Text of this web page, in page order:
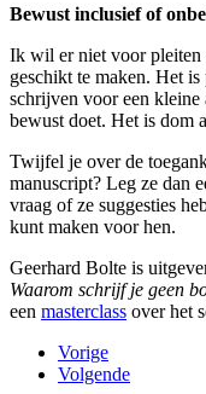
Bewust inclusief of
Ik wil er niet voor pleiten
geschikt te maken. Het
schrijven voor een kleine
bewust doet. Het is dom
Twijfel je over de
manuscript? Leg ze dan
vraag of ze suggesties
kunt maken voor hen.
Geerhard Bolte is
Waarom schrijf je geen
een masterclass over het
Vorige
Volgende